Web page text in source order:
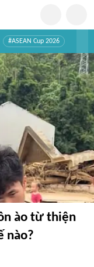
#ASEAN Cup 2026
Nam
ào từ thiện
nào?